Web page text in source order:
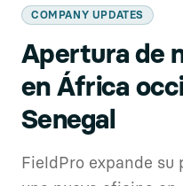
COMPANY UPDATES
Apertura de
en África
Senegal
FieldPro expande